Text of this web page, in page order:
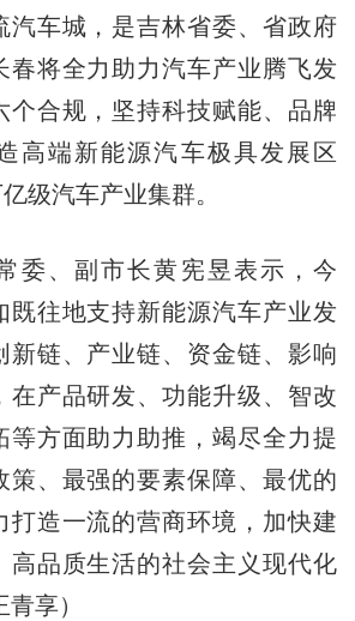
汽车城，是吉林省委、省政府
春将全力助力汽车产业腾飞发
个合规，坚持科技赋能、品牌
高端新能源汽车极具发展区
级汽车产业集群。
、副市长黄宪昱表示，今
既往地支持新能源汽车产业发
新链、产业链、资金链、影响
在产品研发、功能升级、智改
等方面助力助推，竭尽全力提
策、最强的要素保障、最优的
打造一流的营商环境，加快建
高品质生活的社会主义现代化
享）